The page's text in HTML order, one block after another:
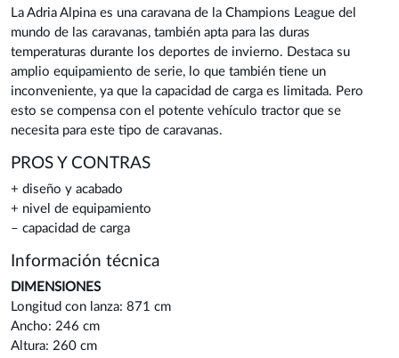
La Adria Alpina es una caravana de la Champions League del
mundo de las caravanas, también apta para las duras
temperaturas durante los deportes de invierno. Destaca su
amplio equipamiento de serie, lo que también tiene un
inconveniente, ya que la capacidad de carga es limitada. Pero
esto se compensa con el potente vehículo tractor que se
necesita para este tipo de caravanas.
PROS Y CONTRAS
+ diseño y acabado
+ nivel de equipamiento
– capacidad de carga
Información técnica
DIMENSIONES
Longitud con lanza: 871 cm
Ancho: 246 cm
Altura: 260 cm